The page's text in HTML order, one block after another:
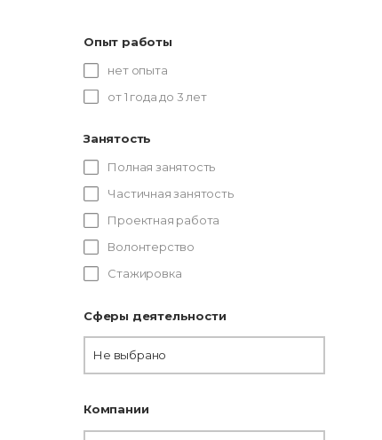
Опыт работы
нет опыта
от 1 года до 3 лет
Занятость
Полная занятость
Частичная занятость
Проектная работа
Волонтерство
Стажировка
Сферы деятельности
Не выбрано
Компании